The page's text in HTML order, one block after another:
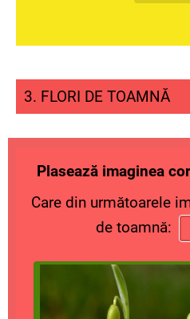
3. FLORI DE TOAMNĂ
Plasează imaginea
Care din următoarele
de toamnă: